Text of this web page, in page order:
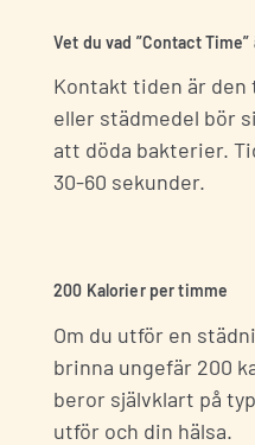
Vet du vad ”Contact Time”
Kontakt tiden är
eller städmedel bör
att döda bakterier.
30-60 sekunder.
200 Kalorier per timme
Om du utför en
brinna ungefär 200
beror självklart på
utför och din hälsa.